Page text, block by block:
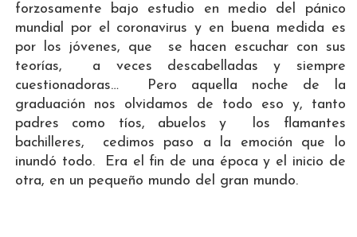
forzosamente bajo estudio en medio del pánico
mundial por el coronavirus y en buena medida es
por los jóvenes, que se hacen escuchar con sus
teorías, a veces descabelladas y siempre
cuestionadoras… Pero aquella noche de la
graduación nos olvidamos de todo eso y, tanto
padres como tíos, abuelos y los flamantes
bachilleres, cedimos paso a la emoción que lo
inundó todo. Era el fin de una época y el inicio de
otra, en un pequeño mundo del gran mundo.